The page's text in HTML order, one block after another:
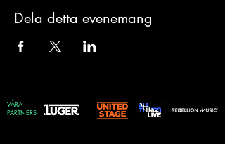
Dela detta evenemang
VÅRA
PARTNERS